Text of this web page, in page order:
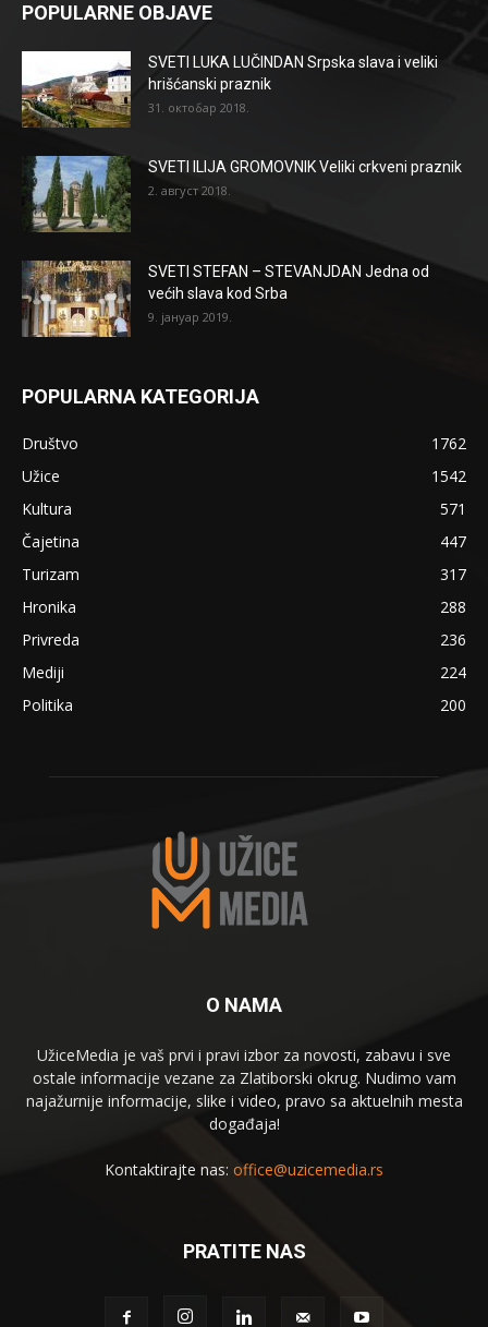
POPULARNE OBJAVE
SVETI LUKA LUČINDAN Srpska slava i veliki
hrišćanski praznik
31. октобар 2018.
SVETI ILIJA GROMOVNIK Veliki crkveni praznik
2. август 2018.
SVETI STEFAN – STEVANJDAN Jedna od
većih slava kod Srba
9. јануар 2019.
POPULARNA KATEGORIJA
Društvo
1762
Užice
1542
Kultura
571
Čajetina
447
Turizam
317
Hronika
288
Privreda
236
Mediji
224
Politika
200
O NAMA
UžiceMedia je vaš prvi i pravi izbor za novosti, zabavu i sve
ostale informacije vezane za Zlatiborski okrug. Nudimo vam
najažurnije informacije, slike i video, pravo sa aktuelnih mesta
događaja!
Kontaktirajte nas: office@uzicemedia.rs
PRATITE NAS